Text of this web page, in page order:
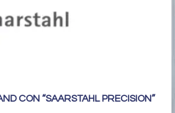
CON “SAARSTAHL PRECISION”